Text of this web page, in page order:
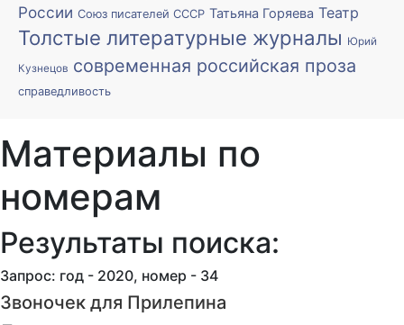
России Союз писателей СССР Татьяна Горяева Театр
Толстые литературные журналы Юрий
Кузнецов современная российская проза
справедливость
Материалы по
номерам
Результаты поиска:
Запрос: год - 2020, номер - 34
Звоночек для Прилепина